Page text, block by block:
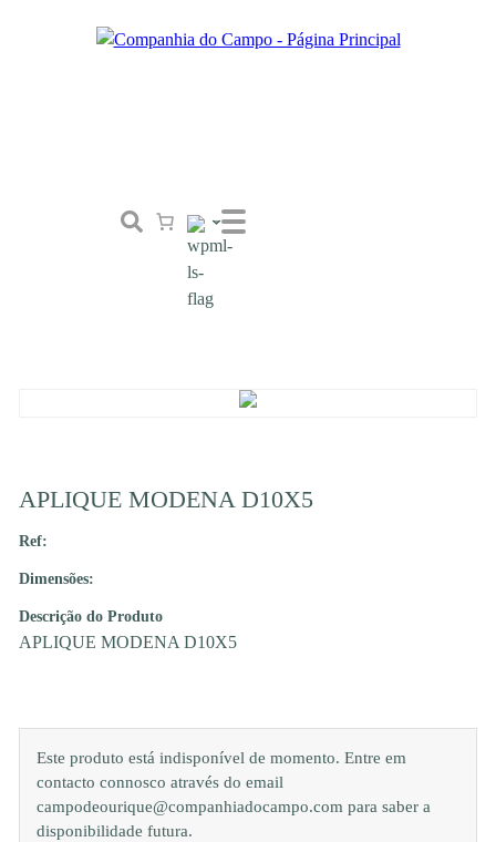
APLIQUE MODENA D10X5
Ref:
Dimensões:
Descrição do Produto
APLIQUE MODENA D10X5
Este produto está indisponível de momento. Entre em
contacto connosco através do email
campodeourique@companhiadocampo.com para saber a
disponibilidade futura.